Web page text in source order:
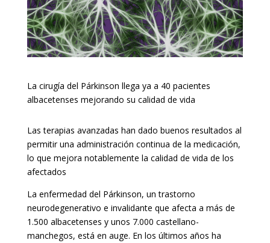
La cirugía del Párkinson llega ya a 40 pacientes
albacetenses mejorando su calidad de vida
Las terapias avanzadas han dado buenos resultados al
permitir una administración continua de la medicación,
lo que mejora notablemente la calidad de vida de los
afectados
La enfermedad del Párkinson, un trastorno
neurodegenerativo e invalidante que afecta a más de
1.500 albacetenses y unos 7.000 castellano-
manchegos, está en auge. En los últimos años ha